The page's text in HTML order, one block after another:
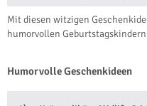
Mit diesen witzigen
humorvollen
Humorvolle Geschenkideen